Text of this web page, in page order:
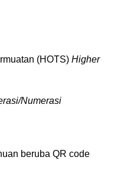
(HOTS) Higher
Numerasi
beruba QR code